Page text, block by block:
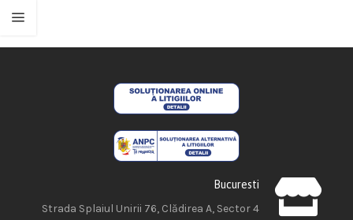
Bucuresti
Strada Splaiul Unirii 76, Clădirea A, Sector 4